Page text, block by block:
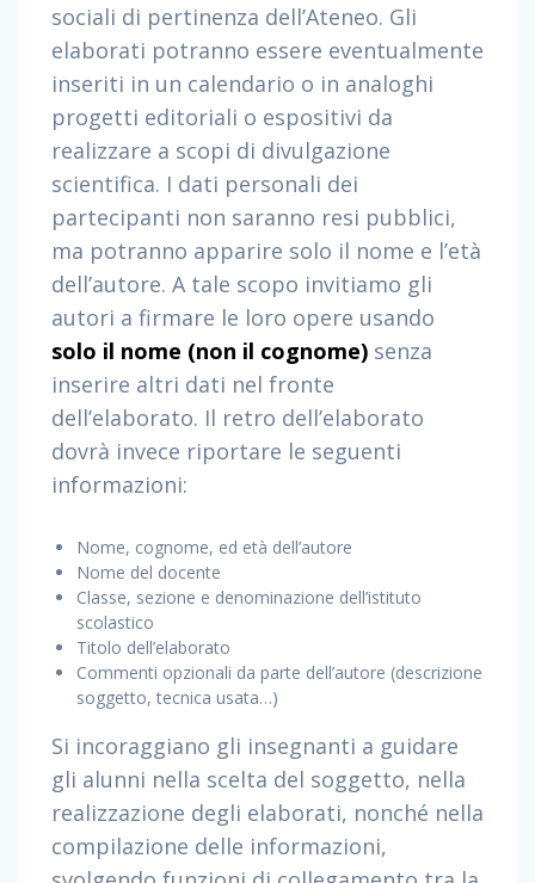
sociali di pertinenza dell’Ateneo. Gli
elaborati potranno essere eventualmente
inseriti in un calendario o in analoghi
progetti editoriali o espositivi da
realizzare a scopi di divulgazione
scientifica. I dati personali dei
partecipanti non saranno resi pubblici,
ma potranno apparire solo il nome e l’età
dell’autore. A tale scopo invitiamo gli
autori a firmare le loro opere usando
solo il nome (non il cognome) senza
inserire altri dati nel fronte
dell’elaborato. Il retro dell’elaborato
dovrà invece riportare le seguenti
informazioni:
Nome, cognome, ed età dell’autore
Nome del docente
Classe, sezione e denominazione dell’istituto
scolastico
Titolo dell’elaborato
Commenti opzionali da parte dell’autore (descrizione
soggetto, tecnica usata…)
Si incoraggiano gli insegnanti a guidare
gli alunni nella scelta del soggetto, nella
realizzazione degli elaborati, nonché nella
compilazione delle informazioni,